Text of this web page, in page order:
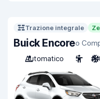
Trazione integrale
Buick Encoreo
Automatico
5 A/